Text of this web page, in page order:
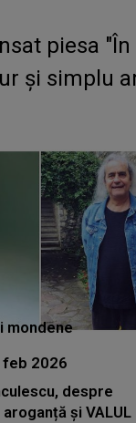
piesa "În
și simplu
mondene
feb 2026
despre
și VALUL